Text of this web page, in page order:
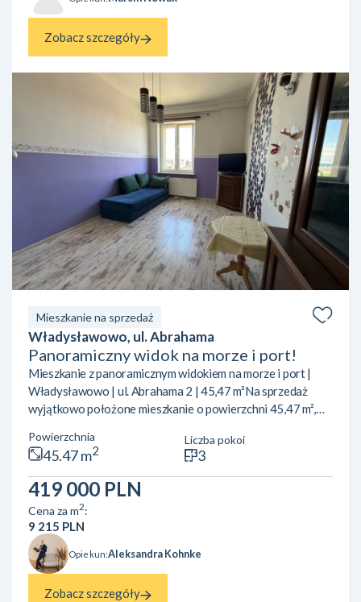
Zobacz szczegóły
Mieszkanie na sprzedaż
Władysławowo, ul. Abrahama
Panoramiczny widok na morze i port!
Mieszkanie z panoramicznym widokiem na morze i port |
Władysławowo | ul. Abrahama 2 | 45,47 m²Na sprzedaż
wyjątkowo położone mieszkanie o powierzchni 45,47 m²,
jednej z najbardziej pożądanych lokalizacji w mieście.
Nieruchomość znajduje się na 4. (ostatnim) piętrze
zadbanego budynku, z którego rozpościera się piękny widok
na otwarte Morze Bałtyckie oraz port. To oferta dla osób
szukających mieszkania z potencjałem inwestycyjnym lub
własn...
Powierzchnia
45.47 m2
Liczba pokoi
3
419 000 PLN
Cena za m2:
9 215 PLN
Opiekun:Aleksandra Kohnke
Zobacz szczegóły